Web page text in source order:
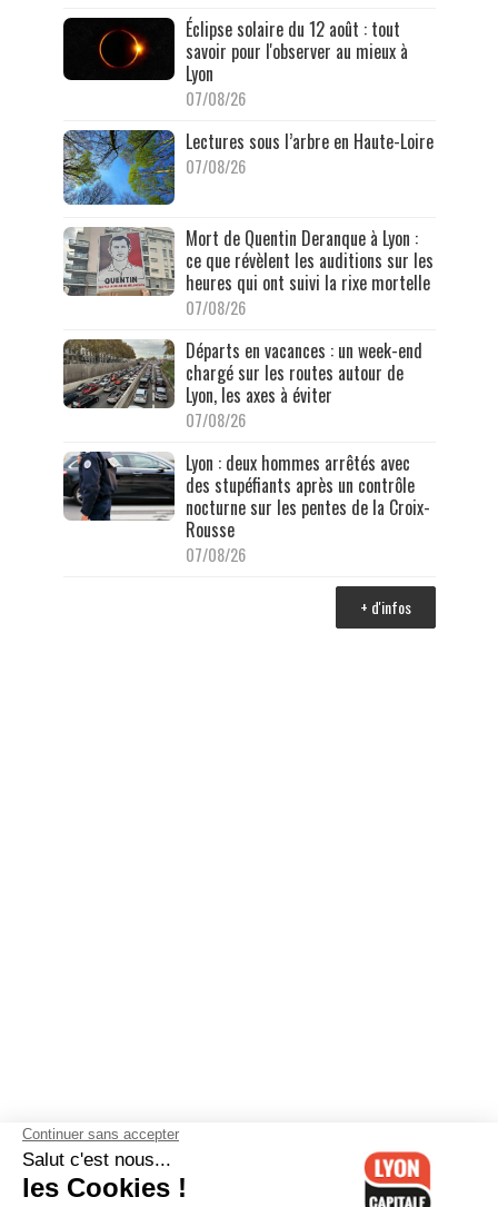
Éclipse solaire du 12 août : tout
savoir pour l'observer au mieux à
Lyon
07/08/26
Lectures sous l’arbre en Haute-Loire
07/08/26
Mort de Quentin Deranque à Lyon :
ce que révèlent les auditions sur les
heures qui ont suivi la rixe mortelle
07/08/26
Départs en vacances : un week-end
chargé sur les routes autour de
Lyon, les axes à éviter
07/08/26
Lyon : deux hommes arrêtés avec
des stupéfiants après un contrôle
nocturne sur les pentes de la Croix-
Rousse
07/08/26
+ d'infos